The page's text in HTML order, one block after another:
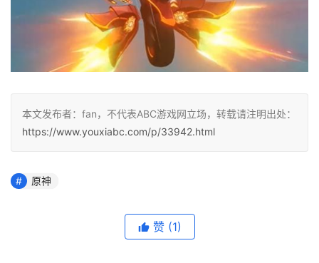
本文发布者：fan，不代表ABC游戏网立场，转载请注明出处：
https://www.youxiabc.com/p/33942.html
原神
赞 (1)